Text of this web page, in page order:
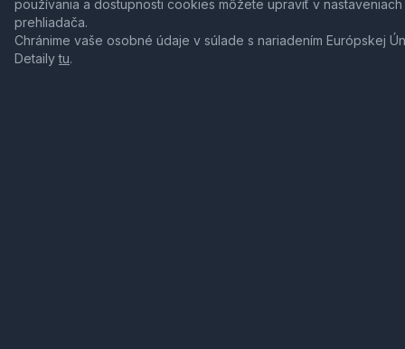
používania a dostupnosti cookies môžete upraviť v nastaveniach
prehliadača.
Chránime vaše osobné údaje v súlade s nariadením Európskej
Detailytu.